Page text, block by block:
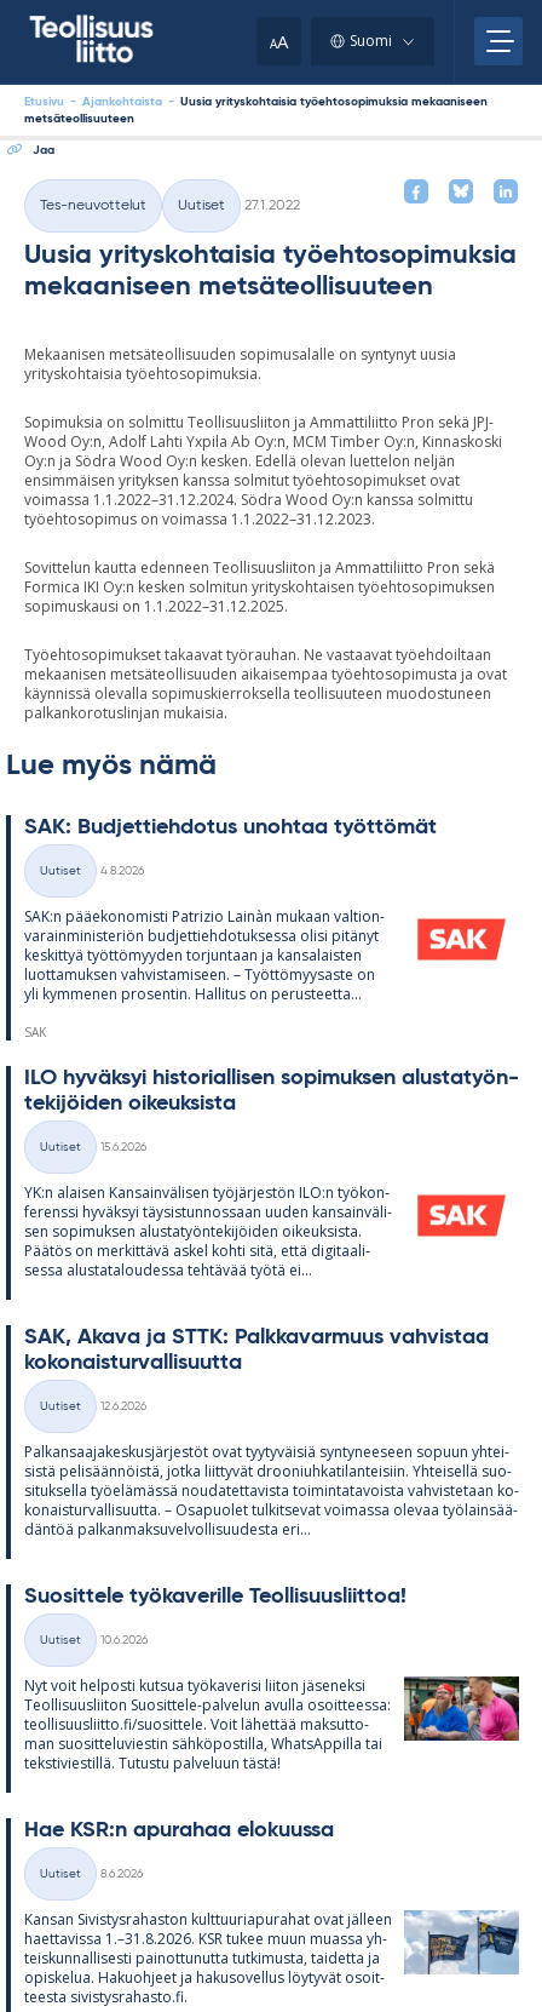
AA Suomi
Etusivu - Ajankohtaista - Uusia yrityskohtaisia työehtosopimuksia mekaaniseen
metsäteollisuuteen
Jaa
Kategoriat
Tes-neuvottelut Uutiset
27.1.2022
Uusia yrityskohtaisia työehtosopimuksia
mekaaniseen metsäteollisuuteen
Mekaanisen metsäteollisuuden sopimusalalle on syntynyt uusia
yrityskohtaisia työehtosopimuksia.
Sopimuksia on solmittu Teollisuusliiton ja Ammattiliitto Pron sekä JPJ-
Wood Oy:n, Adolf Lahti Yxpila Ab Oy:n, MCM Timber Oy:n, Kinnaskoski
Oy:n ja Södra Wood Oy:n kesken. Edellä olevan luettelon neljän
ensimmäisen yrityksen kanssa solmitut työehtosopimukset ovat
voimassa 1.1.2022–31.12.2024. Södra Wood Oy:n kanssa solmittu
työehtosopimus on voimassa 1.1.2022–31.12.2023.
Sovittelun kautta edenneen Teollisuusliiton ja Ammattiliitto Pron sekä
Formica IKI Oy:n kesken solmitun yrityskohtaisen työehtosopimuksen
sopimuskausi on 1.1.2022–31.12.2025.
Työehtosopimukset takaavat työrauhan. Ne vastaavat työehdoiltaan
mekaanisen metsäteollisuuden aikaisempaa työehtosopimusta ja ovat
käynnissä olevalla sopimuskierroksella teollisuuteen muodostuneen
palkankorotuslinjan mukaisia.
Lue myös nämä
SAK: Bud­jet­tieh­do­tus unoh­taa työt­tö­mät
Kategoriat
Uutiset
4.8.2026
SAK:n pää­e­ko­no­misti Pat­rizio Lainàn mu­kaan val­tion­
va­rain­mi­nis­te­riön bud­jet­tieh­do­tuk­sessa olisi pi­tä­nyt
kes­kit­tyä työt­tö­myy­den tor­jun­taan ja kan­sa­lais­ten
luot­ta­muk­sen vah­vis­ta­mi­seen. – Työt­tö­myy­saste on
yli kym­me­nen pro­sen­tin. Hal­li­tus on pe­rus­teetta...
SAK
ILO hy­väk­syi his­to­rial­li­sen so­pi­muk­sen alus­ta­työn­
te­ki­jöi­den oi­keuk­sista
Kategoriat
Uutiset
15.6.2026
YK:n alai­sen Kan­sain­vä­li­sen työ­jär­jes­tön ILO:n työ­kon­
fe­renssi hy­väk­syi täy­sis­tun­nos­saan uu­den kan­sain­vä­li­
sen so­pi­muk­sen alus­ta­työn­te­ki­jöi­den oi­keuk­sista.
Pää­tös on mer­kit­tävä as­kel kohti sitä, että di­gi­taa­li­
sessa alus­ta­ta­lou­dessa teh­tä­vää työtä ei...
SAK, Akava ja STTK: Palk­ka­var­muus vah­vis­taa
ko­ko­nais­tur­val­li­suutta
Kategoriat
Uutiset
12.6.2026
Pal­kan­saa­ja­kes­kus­jär­jes­töt ovat tyy­ty­väi­siä syn­ty­nee­seen so­puun yh­tei­
sistä pe­li­sään­nöistä, jotka liit­ty­vät droo­niuh­ka­ti­lan­tei­siin. Yh­tei­sellä suo­
si­tuk­sella työ­elä­mässä nou­da­tet­ta­vista toi­min­ta­ta­voista vah­vis­te­taan ko­
ko­nais­tur­val­li­suutta. – Os­a­puo­let tul­kit­se­vat voi­massa ole­vaa työ­lain­sää­
dän­töä pal­kan­mak­su­vel­vol­li­suu­desta eri...
Suo­sit­tele työ­ka­ve­rille Teol­li­suus­liit­toa!
Kategoriat
Uutiset
10.6.2026
Nyt voit hel­posti kut­sua työ­ka­ve­risi lii­ton jä­se­neksi
Teol­li­suus­lii­ton Suo­sit­tele-pal­ve­lun avulla osoit­teessa:
teol­li­suus­liitto.fi/suo­sit­tele. Voit lä­het­tää mak­sut­to­
man suo­sit­te­lu­vies­tin säh­kö­pos­tilla, What­sAp­pilla tai
teks­ti­vies­tillä. Tu­tustu pal­ve­luun tästä!
Hae KSR:n apu­ra­haa elo­kuussa
Kategoriat
Uutiset
8.6.2026
Kan­san Si­vis­tys­ra­has­ton kult­tuu­ria­pu­ra­hat ovat jäl­leen
haet­ta­vissa 1.–31.8.2026. KSR tu­kee muun muassa yh­
teis­kun­nal­li­sesti pai­not­tu­nutta tut­ki­musta, tai­detta ja
opis­ke­lua. Ha­kuoh­jeet ja ha­kuso­vel­lus löy­ty­vät osoit­
teesta si­vis­tys­ra­hasto.fi.
clipboard.)